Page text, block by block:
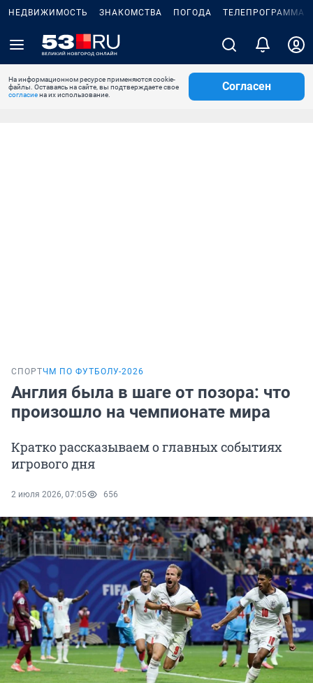
НЕДВИЖИМОСТЬ ЗНАКОМСТВА ПОГОДА ТЕЛЕПРОГРАММА
На информационном ресурсе применяются cookie-
файлы. Оставаясь на сайте, вы подтверждаете свое
согласиена их использование.
Согласен
СПОРТЧМ ПО ФУТБОЛУ-2026
Англия была в шаге от позора: что
произошло на чемпионате мира
Кратко рассказываем о главных событиях
игрового дня
2 июля 2026, 07:05 656